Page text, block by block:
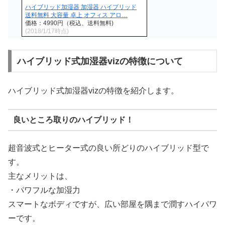
ハイブリッド加湿器 加湿器 ハイブリッド
送料無料 大容量 卓上 オフィス アロ…
価格：4990円（税込、送料無料)
(2018/1/17時点)
ハイブリッド式加湿器vizの特徴について
ハイブリッド式加湿器vizの特徴を紹介します。
良いところ取りのハイブリッド！
超音波式とヒーター式の良い所どりのハイブリッド型で
す。
主なメリットは、
・パワフルな加湿力
スマートなボディですが、広い部屋を隅まで潤すハイパワ
ーです。